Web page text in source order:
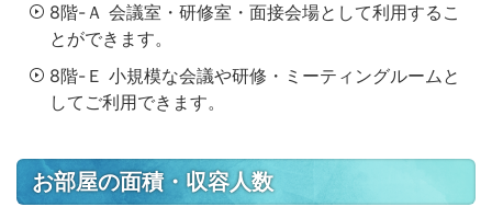
8階-Ａ 会議室・研修室・面接会場として利用するこ
とができます。
8階-Ｅ 小規模な会議や研修・ミーティングルームと
してご利用できます。
お部屋の面積・収容人数